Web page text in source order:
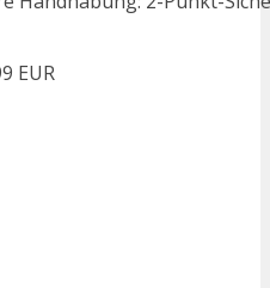
EUR